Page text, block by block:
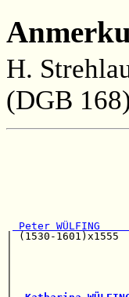
H.
(DGB
Peter
| (1530-
|